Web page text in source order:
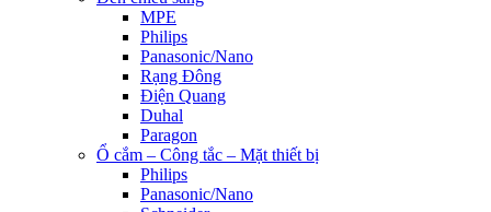
MPE
Philips
Panasonic/Nano
Rạng Đông
Điện Quang
Duhal
Paragon
Ổ cắm – Công tắc – Mặt thiết bị
Philips
Panasonic/Nano